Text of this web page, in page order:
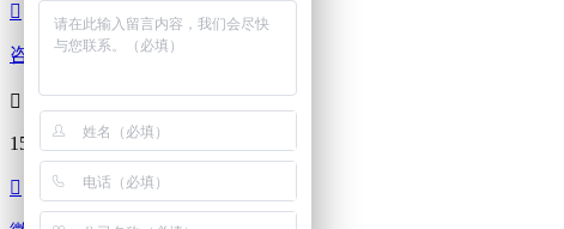

咨询热线

150-1908-0857
